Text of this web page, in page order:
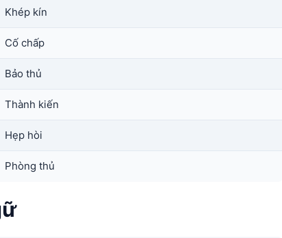
Khép kín
Cố chấp
Bảo thủ
Thành kiến
Hẹp hòi
Phòng thủ